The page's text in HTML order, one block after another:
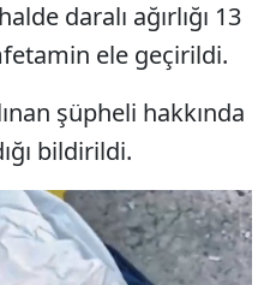
daralı ağırlığı 13
ele geçirildi.
şüpheli hakkında
bildirildi.